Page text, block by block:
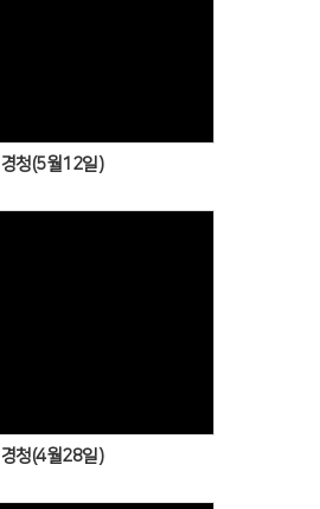
경청(5월12일)
경청(4월28일)